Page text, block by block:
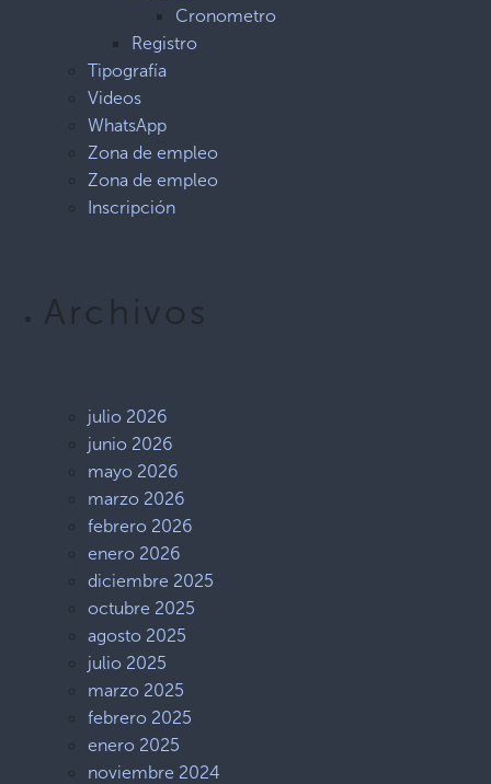
Cronometro
Registro
Tipografía
Videos
WhatsApp
Zona de empleo
Zona de empleo
Inscripción
Archivos
julio 2026
junio 2026
mayo 2026
marzo 2026
febrero 2026
enero 2026
diciembre 2025
octubre 2025
agosto 2025
julio 2025
marzo 2025
febrero 2025
enero 2025
noviembre 2024